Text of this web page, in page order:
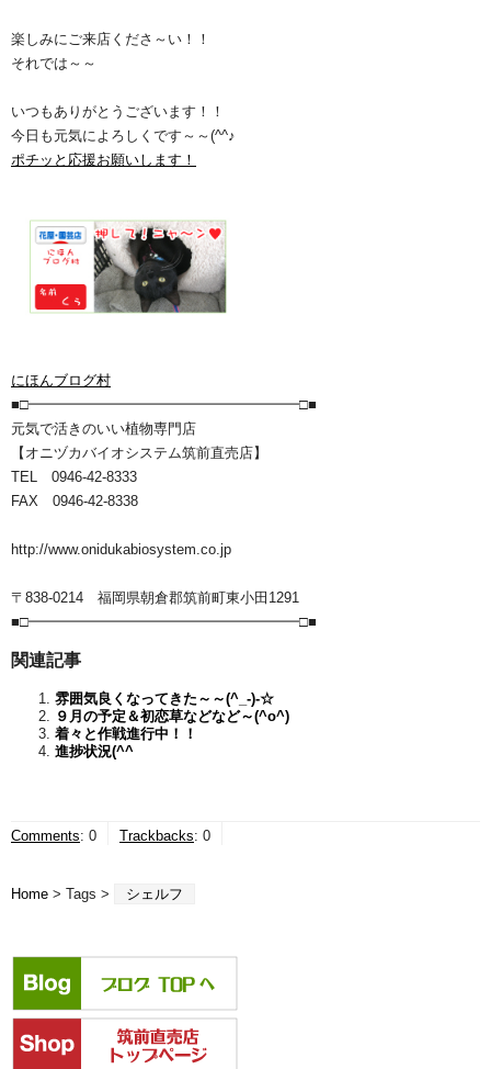
楽しみにご来店くださ～い！！
それでは～～
いつもありがとうございます！！
今日も元気によろしくです～～(^^♪
ポチッと応援お願いします！
にほんブログ村
■□━━━━━━━━━━━━━━━━━━━□■
元気で活きのいい植物専門店
【オニヅカバイオシステム筑前直売店】
TEL 0946-42-8333
FAX 0946-42-8338
http://www.onidukabiosystem.co.jp
〒838-0214 福岡県朝倉郡筑前町東小田1291
■□━━━━━━━━━━━━━━━━━━━□■
関連記事
雰囲気良くなってきた～～(^_-)-☆
９月の予定＆初恋草などなど～(^o^)
着々と作戦進行中！！
進捗状況(^^ゞ
Comments: 0 Trackbacks: 0
Home > Tags > シェルフ